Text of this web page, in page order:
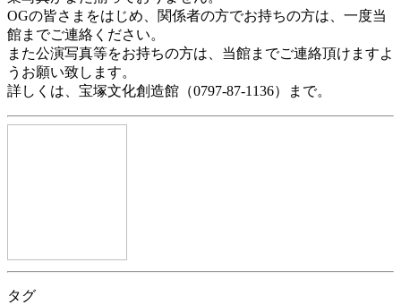
OGの皆さまをはじめ、関係者の方でお持ちの方は、一度当
館までご連絡ください。
また公演写真等をお持ちの方は、当館までご連絡頂けますよ
うお願い致します。
詳しくは、宝塚文化創造館（0797-87-1136）まで。
タグ